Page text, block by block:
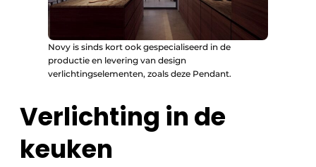
Novy is sinds kort ook gespecialiseerd in de
productie en levering van design
verlichtingselementen, zoals deze Pendant.
Verlichting in de
keuken